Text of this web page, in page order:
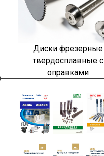
Диски фрезерные
твердосплавные с
оправками